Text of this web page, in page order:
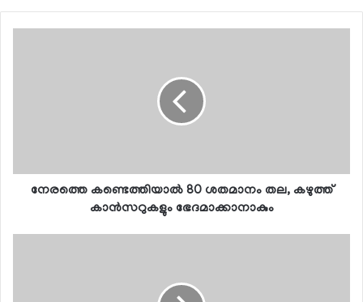
നേരത്തെ കണ്ടെത്തിയാല്‍ 80 ശതമാനം തല, കഴുത്ത്
കാന്‍സറുകളും ഭേദമാക്കാനാകും